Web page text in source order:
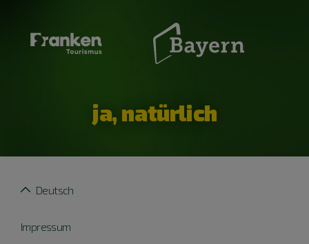
ja, natürlich
Impressum
Deutsch